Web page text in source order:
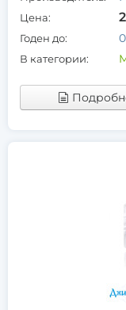
Цена:
Годен до:
В категории: